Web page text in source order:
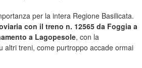
per la intera Regione Basilicata.
con il treno n. 12565 da Foggia a
a Lagopesole, con la
altri treni, come purtroppo accade ormai